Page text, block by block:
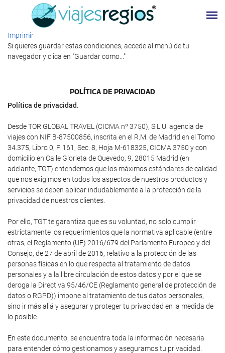
Imprimir
Si quieres guardar estas condiciones, accede al menú de tu
navegador y clica en "Guardar como..."
POLÍTICA DE PRIVACIDAD
Política de privacidad.
Desde TOR GLOBAL TRAVEL (CICMA nº 3750), S.L.U. agencia de
viajes con NIF B-87500856, inscrita en el R.M. de Madrid en el Tomo
34.375, Libro 0, F. 161, Sec. 8, Hoja M-618325, CICMA 3750 y con
domicilio en Calle Glorieta de Quevedo, 9, 28015 Madrid (en
adelante, TGT) entendemos que los máximos estándares de calidad
que nos exigimos en todos los aspectos de nuestros productos y
servicios se deben aplicar indudablemente a la protección de la
privacidad de nuestros clientes.
Por ello, TGT te garantiza que es su voluntad, no solo cumplir
estrictamente los requerimientos que la normativa aplicable (entre
otras, el Reglamento (UE) 2016/679 del Parlamento Europeo y del
Consejo, de 27 de abril de 2016, relativo a la protección de las
personas físicas en lo que respecta al tratamiento de datos
personales y a la libre circulación de estos datos y por el que se
deroga la Directiva 95/46/CE (Reglamento general de protección de
datos o RGPD)) impone al tratamiento de tus datos personales,
sino ir más allá y asegurar y proteger tu privacidad en la medida de
lo posible.
En este documento, se encuentra toda la información necesaria
para entender cómo gestionamos y aseguramos tu privacidad.